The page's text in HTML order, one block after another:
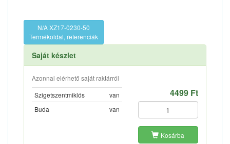
N/A XZ17-0230-50
Termékoldal, referenciák
Saját készlet
Azonnal elérhető saját raktárról
Szigetszentmiklós
van
Buda
van
4499 Ft
Kosárba